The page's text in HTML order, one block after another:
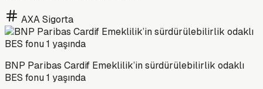
AXA Sigorta
BNP Paribas Cardif Emeklilik’in sürdürülebilirlik odaklı
BES fonu 1 yaşında